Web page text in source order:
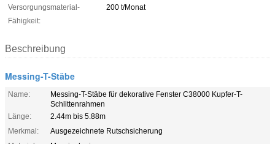
Versorgungsmaterial-
Fähigkeit:
200 t/Monat
Beschreibung
Messing-T-Stäbe
Name:
Messing-T-Stäbe für dekorative Fenster C38000 Kupfer-T-
Schlittenrahmen
Länge:
2.44m bis 5.88m
Merkmal:
Ausgezeichnete Rutschsicherung